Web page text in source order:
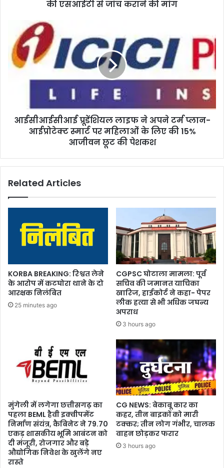
कराने
की
मांग
की एसआईटी से जांच कराने की मांग
आईसीआईसीआई
प्रूडेंशियल
लाइफ
अपने
की
आजीवन
आईसीआईसीआई प्रूडेंशियल लाइफ ने अपने टर्म प्लान-
आईप्रोटेक्ट स्मार्ट पर महिलाओं के लिए की 15%
आजीवन छूट की पेशकश
Related Articles
KORBA BREAKING: रिश्वत लेने
के आरोप में कटघोरा थाने के दो
आरक्षक निलंबित
25 minutes ago
CGPSC घोटाला मामला: पूर्व
सचिव की जमानत याचिका
खारिज, हाईकोर्ट ने कहा- पेपर
लीक हत्या से भी अधिक जघन्य
अपराध
3 hours ago
मुंगेली में लगेगा छत्तीसगढ़ का
पहला BEML हैवी इक्वीपमेंट
निर्माण संयंत्र, कैबिनेट ने 79.70
एकड़ शासकीय भूमि आबंटन को
दी मंजूरी, रोजगार और बड़े
औद्योगिक निवेश के खुलेंगे नए
रास्ते
CG NEWS: बेकाबू कार का
कहर, तीन बाइकों को मारी
टक्कर; तीन लोग गंभीर, चालक
वाहन छोड़कर फरार
3 hours ago